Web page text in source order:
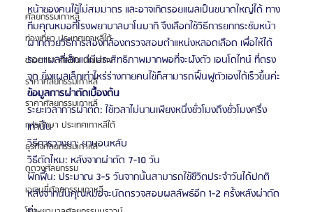
ศัลยกรรมเกาหลี
ท่องเที่ยว ประเทศเกาหลีใต้
ข่าวดารา ศิลปิน นักแสดง
ราคาศัลยกรรมเกาหลี
ราคาศัลยกรรมเกาหลี
การศึกษา ประเทศเกาหลีใต้
ธุรกิจศัลยกรรมเกาหลี
ดูดวงศัลยกรรม
เอเจนซี่ศัลยกรรมเกาหลี
หน้าของคนไข้ไม่สมมาตร และอาจเกิดรอยแผลเป็นขนาดใหญ่ได้ ทาง
ทีมคุณหมอที่โรงพยาบาลบาโนบากิ จึงเลือกใช้วิธีการยกกระชับหน้า
ผากด้วยวิธีการส่องกล้องตรวจสอบตำแหน่งหลอดเลือด เพื่อให้ได้
รอยแผลที่เล็กแต่มีประสิทธิภาพมากพอที่จะฝังตัว เอนโดไทน์ ที่ตรง
จุด ยิ่งแผลเล็กเท่าไหร่ร่างกายคนไข้ก็สามารถฟื้นฟูตัวเองได้เร็วขึ้นค่ะ
ข้อมูลการผ่าตัดเบื้องต้น
ระยะเวลาการผ่าตัด: ใช้เวลาไม่นานเพียงหนึ่งชั่วโมงถึงชั่วโมงครึ่ง
เท่านั้น
วิธีการวางยา: ยานอนหลับ
วิธีตัดไหม: หลังจากผ่าตัด 7-10 วัน
พักฟื้น: ประมาณ 3-5 วันจากนั้นสามารถใช้ชีวิตประจำวันได้ปกติ
หลังจากนั้นคุณหมอจะนัดตรวจสอบผลลัพธ์อีก 1-2 ครั้งหลังผ่าตัด